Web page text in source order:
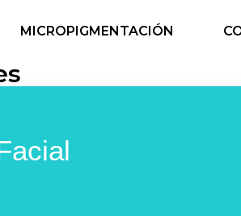
MICROPIGMENTACIÓN